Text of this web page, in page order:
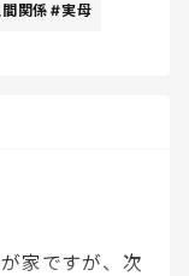
？したのかし
うか話ばかり
す、と言うと、
いんだろうな
に教育しようと
関係 #実母
家ですが、次